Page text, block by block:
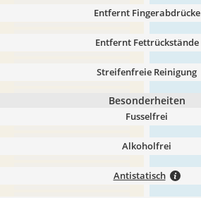
Entfernt Fingerabdrücke
Entfernt Fettrückstände
Streifenfreie Reinigung
Besonderheiten
Fusselfrei
Alkoholfrei
Antistatisch